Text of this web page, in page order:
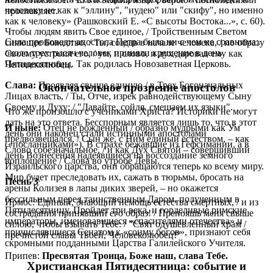
человеку не как к "эллину", "иудею" или "скифу", но именно
как к человеку» (Рашковский Е. «С высоты Востока...», с. 60).
Сила проповеди апостола Петра была ни с чем не сравнима:
около трех тысяч человек приняли крещение в день
Пятидесятницы. Так родилась Новозаветная Церковь.
Окончательное прозрение апостолов
Что же произошло с учениками Христа? Историки не могут
дать на это ответа. Бесспорным является лишь то, что в этот
день они наконец стали истинными апостолами
(«посланниками»). В страхе бежавшие из Гефсимании, а в
день Вознесения надеявшиеся на воссоздание земного
Израильского царства, они обращаются теперь ко всему миру.
Мир будет преследовать их, сажать в тюрьмы, бросать на
арены Колизея в лапы диких зверей, – но окажется
бессильным перед таинственным Даром, полученным в
Пятидесятницу. Пройдет три века, и горделивые римские
императоры, именовавшиеся «спасителями отечества» и
причислявшиеся Сенатом к «сонму богов», признают себя
скромными подданными Царства Галилейского Учителя.
Христианская Пятидесятница: событие и
прославляет.
Чтобы людям явить Свое единое, / Тройственным Светом
сияющее Божество, / Ты, создав в начале человека, / по образу
Своему устроил его, / ум, и слово, и дух даровав ему как
Человеколюбец.
Слава: Проявляя свыше единую / в Трех Богоначальных
Лицах власть, / Ты, Отче, изрек равнодействующему Сыну
Своему и Духу: / "Давайте, сойдя, смешаем их языки".
И ныне:Отец не рожденный / образно мудрыми как Ум
предвозвещался, / Сын же, с Ним единый естеством, – как
Слово собезначальное, / и как Дух Святой – совершивший
воплощение / Слова во утробе Девы.
Песнь 3
Ирмос: Единый, Знающий немощь естества смертных, / и из
сострадания принявший его образ! / Препояшь меня свыше
силою, чтобы взывать Тебе: / "Свят одушевленный храм /
пречистой славы Твоей, Человеколюбец!"
Припев: Пресвятая Троица, Боже наш, слава Тебе.